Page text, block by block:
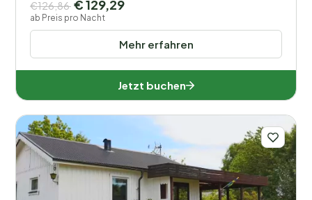
Mehr erfahren
€126,86 € 129,29
ab Preis pro Nacht
Jetzt buchen